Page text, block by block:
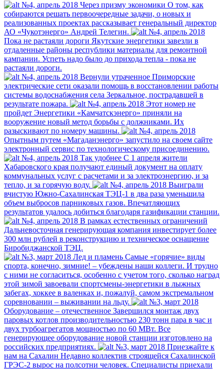
№4, апрель 2018 Через призму экономики О том, как
собираются решать первоочередные задачи, о новых и
реализованных проектах рассказывает генеральный директор
АО «Чукотэнерго» Андрей Телегин.
№4, апрель 2018
Пока не растаяли дороги Якутские энергетики завезли в
отдаленные районы республики материалы для ремонтной
кампании. Успеть надо было до прихода тепла - пока не
растаяли дороги.
№4, апрель 2018 Вернули утраченное Приморские
электрические сети оказали помощь в восстановлении работы
системы водоснабжения села Зеркальное, пострадавшей в
результате пожара.
№4, апрель 2018 Этот номер не
пройдет Энергетики «Камчатскэнерго» приняли на
вооружение новый метод борьбы с должниками. Их
разыскивают по номеру машины.
№4, апрель 2018
Опытным путем «Магаданэнерго» запустило на своем сайте
электронный сервис по технологическому присоединению.
№4, апрель 2018 Так удобнее С 1 апреля жители
Хабаровского края получают единый документ на оплату
коммунальных услуг с расчетами и за электроэнергию, и за
тепло, и за горячую воду.
№4, апрель 2018 Выиграли
вчистую Южно-Сахалинская ТЭЦ-1 в два раза уменьшила
объем выбросов парниковых газов. Впечатляющих
результатов удалось добиться благодаря газификации станции.
№4, апрель 2018 В рамках естественных ограничений
Дальневосточная генерирующая компания инвестирует более
300 млн рублей в реконструкцию и техническое оснащение
Биробиджанской ТЭЦ.
№3, март 2018 Лед и пламень Самые «горячие» виды
спорта, конечно, зимние! – убеждены наши коллеги. И трудно
с ними не согласиться, особенно с учетом того, сколько наград
этой зимой завоевали спортсмены-энергетики в лыжных
забегах, хоккее в валенках и, пожалуй, самом экстремальном
соревновании – выживании на льду.
№3, март 2018
Оборудование – отечественное Завершился монтаж двух
паровых котлов производительностью 230 тонн пара в час и
двух турбоагрегатов мощностью по 60 МВт. Все
генерирующее оборудование новой станции изготовлено на
российских предприятиях.
№3, март 2018 Приезжайте к
нам на Сахалин Недавно коллектив строящейся Сахалинской
ГРЭС-2 вырос на полсотни человек. Специалисты приехали